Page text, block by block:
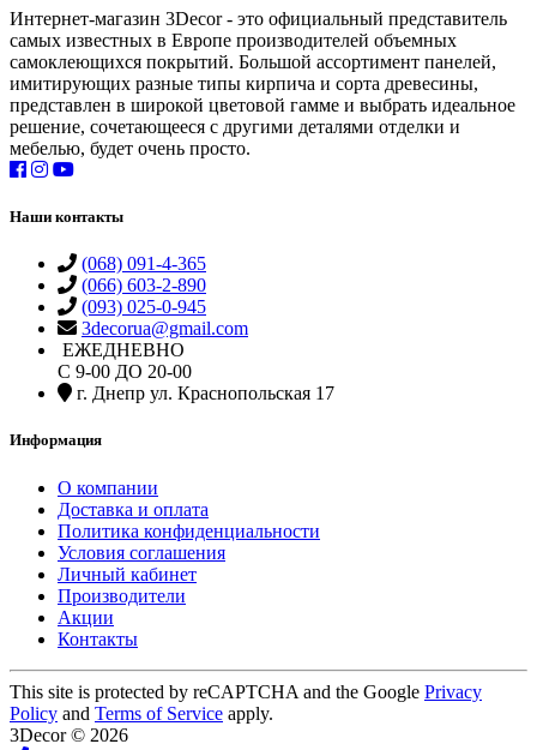
Интернет-магазин 3Decor - это официальный представитель
самых известных в Европе производителей объемных
самоклеющихся покрытий. Большой ассортимент панелей,
имитирующих разные типы кирпича и сорта древесины,
представлен в широкой цветовой гамме и выбрать идеальное
решение, сочетающееся с другими деталями отделки и
мебелью, будет очень просто.
Наши контакты
(068) 091-4-365
(066) 603-2-890
(093) 025-0-945
3decorua@gmail.com
ЕЖЕДНЕВНО
С 9-00 ДО 20-00
г. Днепр ул. Краснопольская 17
Информация
О компании
Доставка и оплата
Политика конфиденциальности
Условия соглашения
Личный кабинет
Производители
Акции
Контакты
This site is protected by reCAPTCHA and the Google Privacy
Policy and Terms of Service apply.
3Decor © 2026